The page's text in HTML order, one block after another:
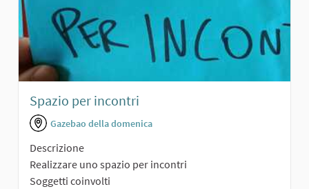
Spazio per incontri
Gazebao della domenica
Descrizione
Realizzare uno spazio per incontri
Soggetti coinvolti